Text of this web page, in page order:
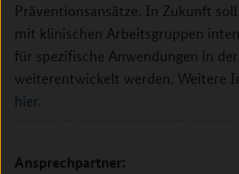
Präventionsansätze. In Zukunft
mit klinischen Arbeitsgruppen
für spezifische Anwendungen in
weiterentwickelt werden. Weitere
hier.
Ansprechpartner: